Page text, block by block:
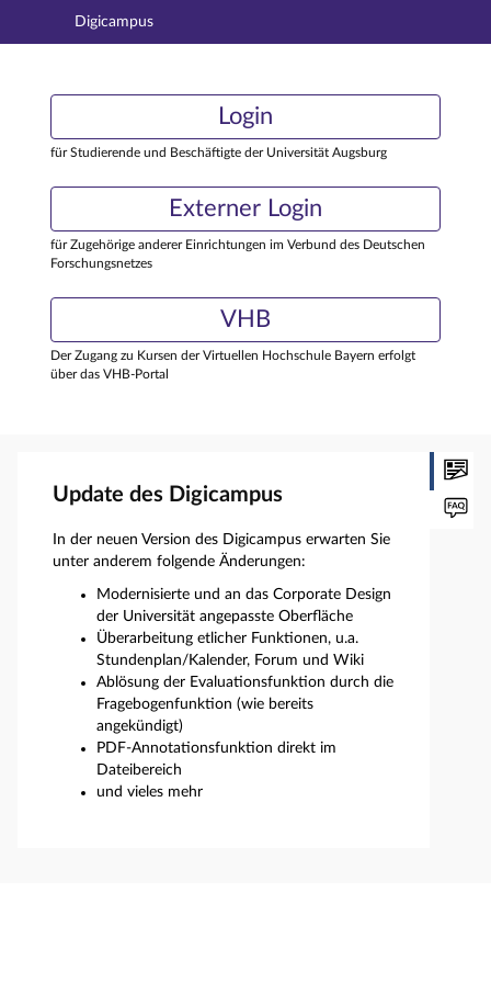
Hauptnavigation
Externer Login
Digicampus
Login
für Studierende und Beschäftigte der Universität Augsburg
Externer Login
für Zugehörige anderer Einrichtungen im Verbund des Deutschen
Forschungsnetzes
VHB
Der Zugang zu Kursen der Virtuellen Hochschule Bayern erfolgt
über das VHB-Portal
Update des Digicampus
In der neuen Version des Digicampus erwarten Sie
unter anderem folgende Änderungen:
Modernisierte und an das Corporate Design
der Universität angepasste Oberfläche
Überarbeitung etlicher Funktionen, u.a.
Stundenplan/Kalender, Forum und Wiki
Ablösung der Evaluationsfunktion durch die
Fragebogenfunktion (wie bereits
angekündigt)
PDF-Annotationsfunktion direkt im
Dateibereich
und vieles mehr